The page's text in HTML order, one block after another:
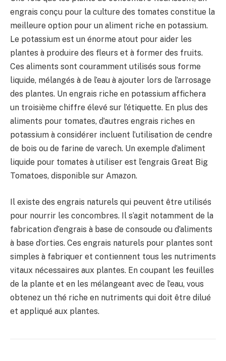
engrais conçu pour la culture des tomates constitue la
meilleure option pour un aliment riche en potassium.
Le potassium est un énorme atout pour aider les
plantes à produire des fleurs et à former des fruits.
Ces aliments sont couramment utilisés sous forme
liquide, mélangés à de l’eau à ajouter lors de l’arrosage
des plantes. Un engrais riche en potassium affichera
un troisième chiffre élevé sur l’étiquette. En plus des
aliments pour tomates, d’autres engrais riches en
potassium à considérer incluent l’utilisation de cendre
de bois ou de farine de varech. Un exemple d’aliment
liquide pour tomates à utiliser est l’engrais Great Big
Tomatoes, disponible sur Amazon.
Il existe des engrais naturels qui peuvent être utilisés
pour nourrir les concombres. Il s’agit notamment de la
fabrication d’engrais à base de consoude ou d’aliments
à base d’orties. Ces engrais naturels pour plantes sont
simples à fabriquer et contiennent tous les nutriments
vitaux nécessaires aux plantes. En coupant les feuilles
de la plante et en les mélangeant avec de l’eau, vous
obtenez un thé riche en nutriments qui doit être dilué
et appliqué aux plantes.